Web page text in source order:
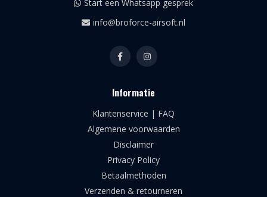
Start een Whatsapp gesprek
info@broforce-airsoft.nl
Informatie
Klantenservice | FAQ
Algemene voorwaarden
Disclaimer
Privacy Policy
Betaalmethoden
Verzenden & retourneren